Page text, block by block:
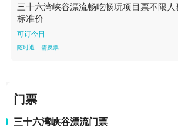
三十六湾峡谷漂流畅吃畅玩项目票不限人
标准价
可订今日
随时退 需换票
门票
三十六湾峡谷漂流门票